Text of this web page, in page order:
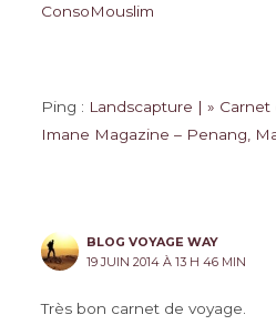
ConsoMouslim
Ping : Landscapture | »
Imane Magazine – Penang,
BLOG VOYAGE WAY
19 JUIN 2014 À 13 H 46 MIN
Très bon carnet de voyage.